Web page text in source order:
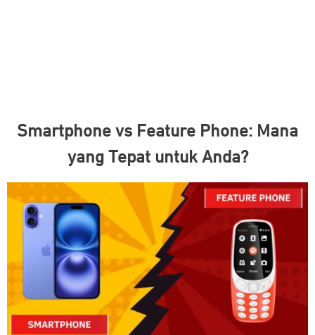
Smartphone vs Feature Phone: Mana
yang Tepat untuk Anda?